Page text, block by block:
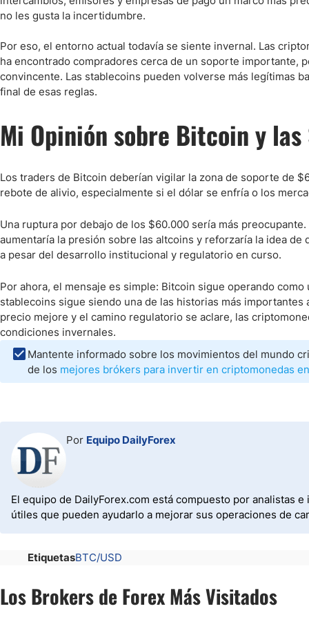
no les gusta la incertidumbre.
Por eso, el entorno actual todavía se siente invernal. Las
ha encontrado compradores cerca de un soporte importante,
convincente. Las stablecoins pueden volverse más legítimas
final de esas reglas.
Mi Opinión sobre Bitcoin y
Los traders de Bitcoin deberían vigilar la zona de soporte de
rebote de alivio, especialmente si el dólar se enfría o los
Una ruptura por debajo de los $60.000 sería más
aumentaría la presión sobre las altcoins y reforzaría la idea
a pesar del desarrollo institucional y regulatorio en curso.
Por ahora, el mensaje es simple: Bitcoin sigue operando
stablecoins sigue siendo una de las historias más
precio mejore y el camino regulatorio se aclare, las
condiciones invernales.
Mantente informado sobre los movimientos del mundo
de los mejores brókers para invertir en criptomonedas
Por Equipo DailyForex
El equipo de DailyForex.com está compuesto por analistas
útiles que pueden ayudarlo a mejorar sus operaciones de
EtiquetasBTC/USD
Los Brokers de Forex Más Visitados